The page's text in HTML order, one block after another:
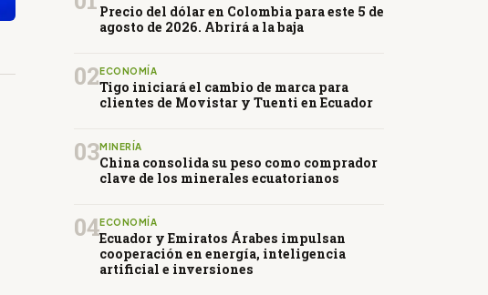
Precio del dólar en Colombia para este 5 de
agosto de 2026. Abrirá a la baja
02 ECONOMÍA
Tigo iniciará el cambio de marca para
clientes de Movistar y Tuenti en Ecuador
03MINERÍA
China consolida su peso como comprador
clave de los minerales ecuatorianos
04ECONOMÍA
Ecuador y Emiratos Árabes impulsan
cooperación en energía, inteligencia
artificial e inversiones